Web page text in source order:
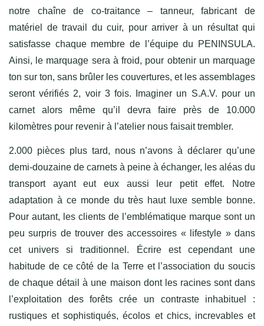
notre chaîne de co-traitance – tanneur, fabricant de
matériel de travail du cuir, pour arriver à un résultat qui
satisfasse chaque membre de l’équipe du PENINSULA.
Ainsi, le marquage sera à froid, pour obtenir un marquage
ton sur ton, sans brûler les couvertures, et les assemblages
seront vérifiés 2, voir 3 fois. Imaginer un S.A.V. pour un
carnet alors même qu’il devra faire près de 10.000
kilomètres pour revenir à l’atelier nous faisait trembler.
2.000 pièces plus tard, nous n’avons à déclarer qu’une
demi-douzaine de carnets à peine à échanger, les aléas du
transport ayant eut eux aussi leur petit effet. Notre
adaptation à ce monde du très haut luxe semble bonne.
Pour autant, les clients de l’emblématique marque sont un
peu surpris de trouver des accessoires « lifestyle » dans
cet univers si traditionnel. Écrire est cependant une
habitude de ce côté de la Terre et l’association du soucis
de chaque détail à une maison dont les racines sont dans
l’exploitation des forêts crée un contraste inhabituel :
rustiques et sophistiqués, écolos et chics, increvables et